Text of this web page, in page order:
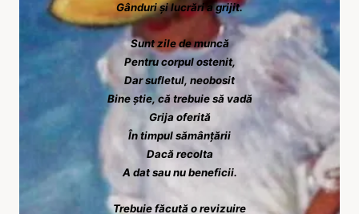
Gânduri și lucrări a grijit.
Sunt zile de muncă
Pentru corpul ostenit,
Dar sufletul, neobosit
Bine știe, că trebuie să vadă
Grija oferită
În timpul sămânțării
Dacă recolta
A dat sau nu beneficii.
Trebuie făcută o revizuire